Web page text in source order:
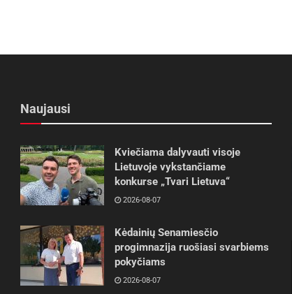
Naujausi
Kviečiama dalyvauti visoje
Lietuvoje vykstančiame
konkurse „Tvari Lietuva“
2026-08-07
Kėdainių Senamiesčio
progimnazija ruošiasi svarbiems
pokyčiams
2026-08-07